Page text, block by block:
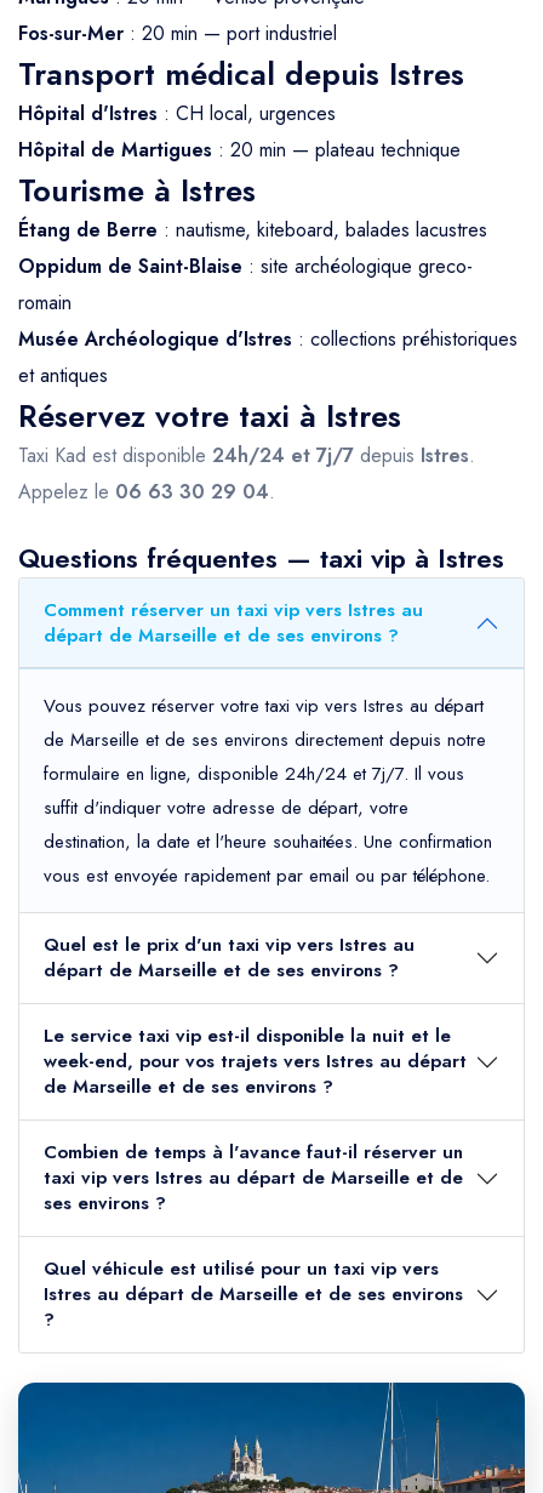
Fos-sur-Mer : 20 min — port industriel
Transport médical depuis Istres
Hôpital d'Istres : CH local, urgences
Hôpital de Martigues : 20 min — plateau technique
Tourisme à Istres
Étang de Berre : nautisme, kiteboard, balades lacustres
Oppidum de Saint-Blaise : site archéologique greco-
romain
Musée Archéologique d'Istres : collections préhistoriques
et antiques
Réservez votre taxi à Istres
Taxi Kad est disponible 24h/24 et 7j/7 depuis Istres.
Appelez le 06 63 30 29 04.
Questions fréquentes — taxi vip à Istres
Comment réserver un taxi vip vers Istres au
départ de Marseille et de ses environs ?
Vous pouvez réserver votre taxi vip vers Istres au départ
de Marseille et de ses environs directement depuis notre
formulaire en ligne, disponible 24h/24 et 7j/7. Il vous
suffit d'indiquer votre adresse de départ, votre
destination, la date et l'heure souhaitées. Une confirmation
vous est envoyée rapidement par email ou par téléphone.
Quel est le prix d'un taxi vip vers Istres au
départ de Marseille et de ses environs ?
Le service taxi vip est-il disponible la nuit et le
week-end, pour vos trajets vers Istres au départ
de Marseille et de ses environs ?
Combien de temps à l'avance faut-il réserver un
taxi vip vers Istres au départ de Marseille et de
ses environs ?
Quel véhicule est utilisé pour un taxi vip vers
Istres au départ de Marseille et de ses environs
?